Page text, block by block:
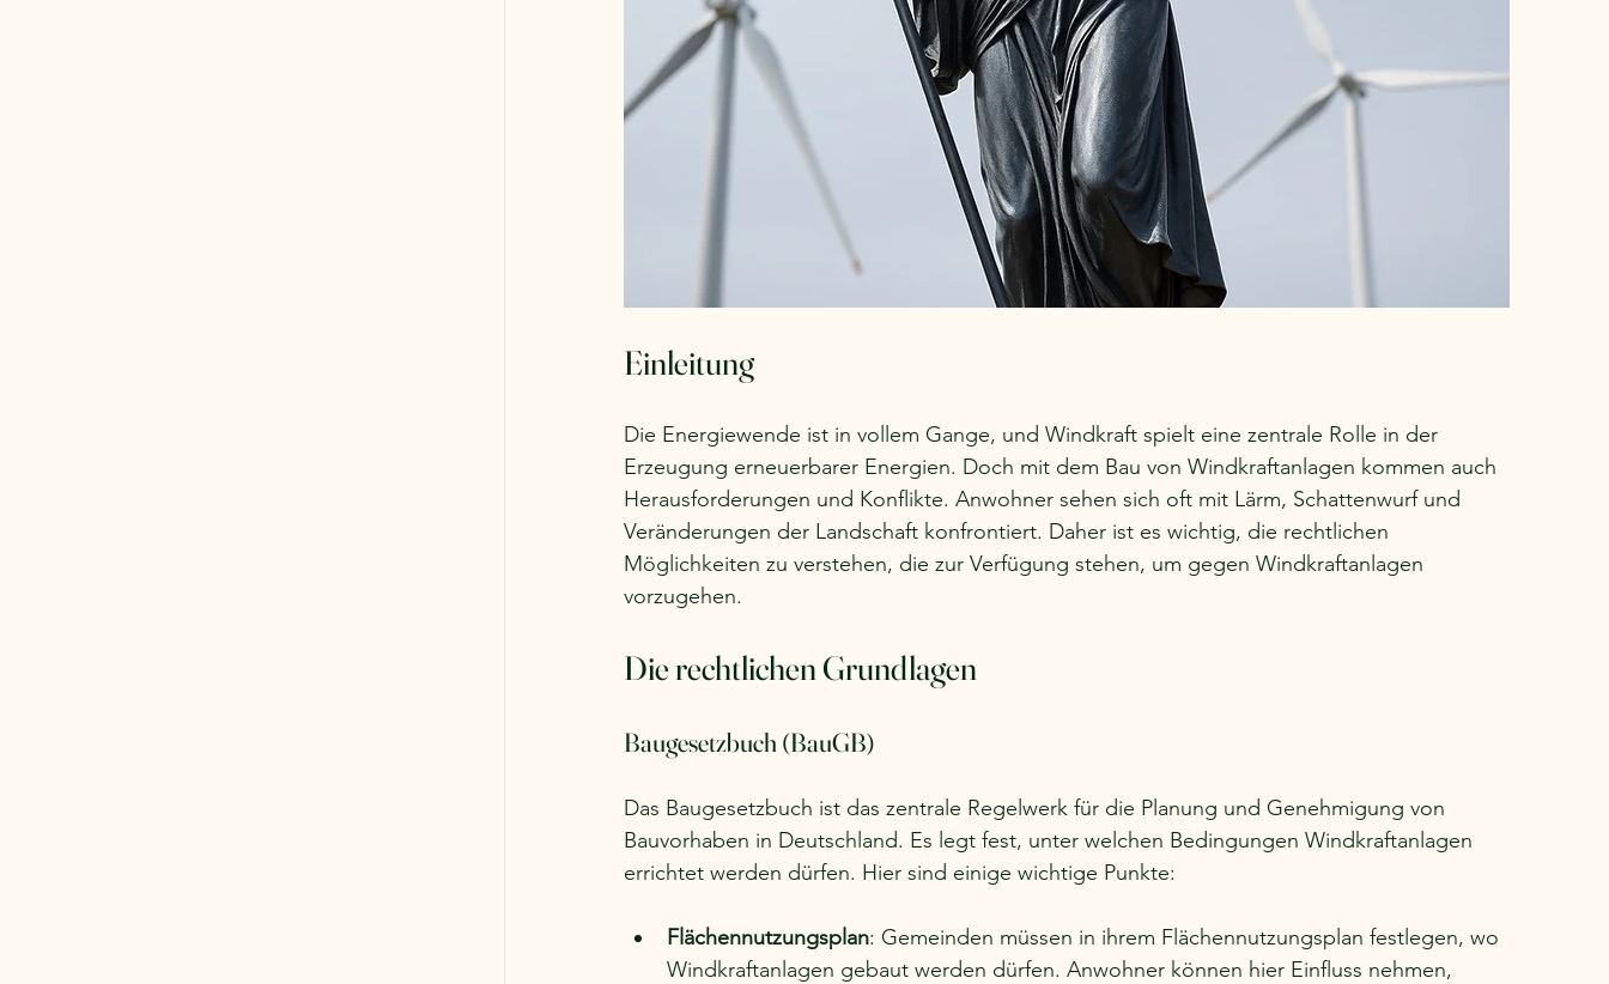
Einleitung
Die Energiewende ist in vollem Gange, und Windkraft spielt eine zentrale Rolle in der
Erzeugung erneuerbarer Energien. Doch mit dem Bau von Windkraftanlagen kommen auch
Herausforderungen und Konflikte. Anwohner sehen sich oft mit Lärm, Schattenwurf und
Veränderungen der Landschaft konfrontiert. Daher ist es wichtig, die rechtlichen
Möglichkeiten zu verstehen, die zur Verfügung stehen, um gegen Windkraftanlagen
vorzugehen.
Die rechtlichen Grundlagen
Baugesetzbuch (BauGB)
Das Baugesetzbuch ist das zentrale Regelwerk für die Planung und Genehmigung von
Bauvorhaben in Deutschland. Es legt fest, unter welchen Bedingungen Windkraftanlagen
errichtet werden dürfen. Hier sind einige wichtige Punkte:
Flächennutzungsplan: Gemeinden müssen in ihrem Flächennutzungsplan festlegen, wo
Windkraftanlagen gebaut werden dürfen. Anwohner können hier Einfluss nehmen,